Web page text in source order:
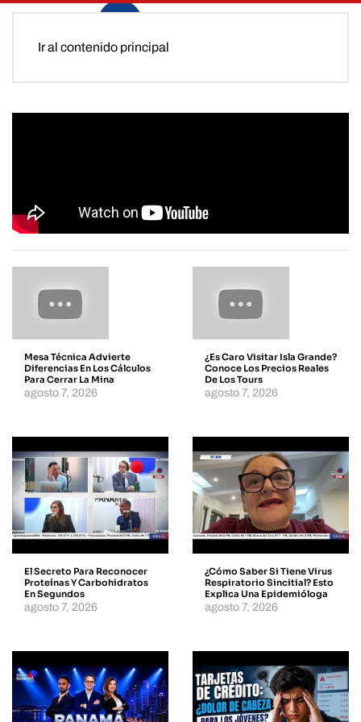
Ir al contenido principal
Mesa Técnica Advierte
Diferencias En Los Cálculos
Para Cerrar La Mina
agosto 7, 2026
¿Es Caro Visitar Isla Grande?
Conoce Los Precios Reales
De Los Tours
agosto 7, 2026
El Secreto Para Reconocer
Proteínas Y Carbohidratos
En Segundos
agosto 7, 2026
¿Cómo Saber Si Tiene Virus
Respiratorio Sincitial? Esto
Explica Una Epidemióloga
agosto 7, 2026